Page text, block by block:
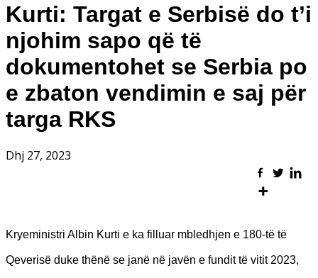
Kurti: Targat e Serbisë do t’i
njohim sapo që të
dokumentohet se Serbia po
e zbaton vendimin e saj për
targa RKS
Dhj 27, 2023
Kryeministri Albin Kurti e ka filluar mbledhjen e 180-të të
Qeverisë duke thënë se janë në javën e fundit të vitit 2023,